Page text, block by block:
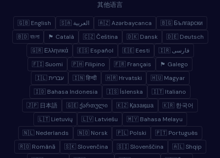
其他语言
🇬🇧 English 🇸🇦 العربية 🇦🇿 Azərbaycanca
🇧🇬 Български
🇧🇩 বাংলা
🏴 Català 🇨🇿 Čeština 🇩🇰 Dansk
🇩🇪 Deutsch
🇬🇷 Ελληνικά
🇪🇸 Español 🇪🇪 Eesti
🇮🇷 فارسی
🇫🇮 Suomi
🇵🇭 Filipino 🇫🇷 Français
🏴 Galego
🇮🇱 עברית
🇮🇳 हिन्दी 🇭🇷 Hrvatski
🇭🇺 Magyar
🇮🇩 Bahasa Indonesia
🇮🇸 Íslenska
🇮🇹 Italiano
🇯🇵 日本語
🇬🇪 ქართული 🇰🇿 Қазақша
🇰🇷 한국어
🇱🇹 Lietuvių
🇱🇻 Latviešu
🇲🇾 Bahasa Melayu
🇳🇱 Nederlands
🇳🇴 Norsk 🇵🇱 Polski
🇵🇹 Português
🇷🇴 Română
🇸🇰 Slovenčina 🇸🇮 Slovenščina
🇦🇱 Shqip